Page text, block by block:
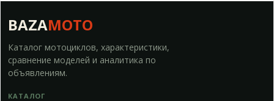
BAZAMOTO
Каталог мотоциклов, характеристики,
сравнение моделей и аналитика по
объявлениям.
КАТАЛОГ